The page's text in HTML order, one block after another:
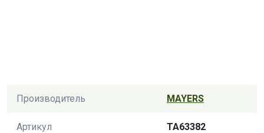
Производитель MAYERS
Артикул TA63382